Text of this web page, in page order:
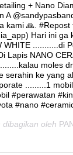
+ Nano
A
kami 🙏. #Repost
Hari ini ga
WHITE ...........di
Lapis NANO
moles
serahin ke yang
.........1
#perawatan
#nano
dibagikan oleh